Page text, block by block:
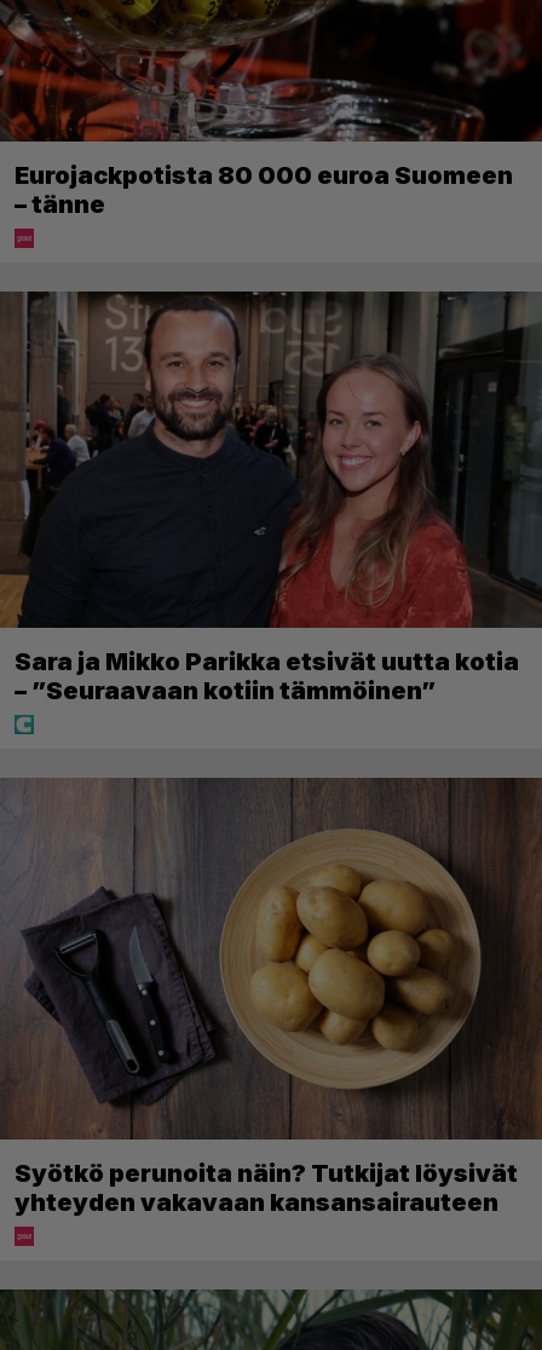
Eurojackpotista 80 000 euroa Suomeen
– tänne
Sara ja Mikko Parikka etsivät uutta kotia
– ”Seuraavaan kotiin tämmöinen”
Syötkö perunoita näin? Tutkijat löysivät
yhteyden vakavaan kansansairauteen